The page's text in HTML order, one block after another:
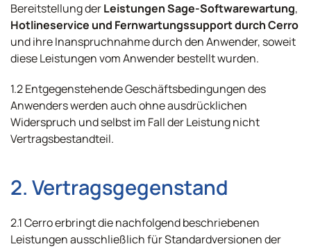
Bereitstellung derLeistungen Sage-Softwarewartung,
Hotlineservice und Fernwartungssupportdurch Cerro
und ihre Inanspruchnahme durch den Anwender, soweit
diese Leistungen vom Anwender bestellt wurden.
1.2 Entgegenstehende Geschäftsbedingungen des
Anwenders werden auch ohne ausdrücklichen
Widerspruch und selbst im Fall der Leistung nicht
Vertragsbestandteil.
2. Vertragsgegenstand
2.1 Cerro erbringt die nachfolgend beschriebenen
Leistungen ausschließlich für Standardversionen der